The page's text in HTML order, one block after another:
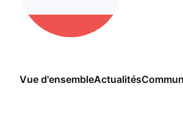
Vue d'ensembleActualités